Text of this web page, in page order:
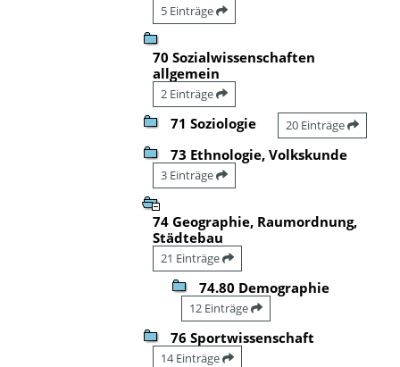
5 Einträge
70 Sozialwissenschaften
allgemein
2 Einträge
71 Soziologie 20 Einträge
73 Ethnologie, Volkskunde
3 Einträge
74 Geographie, Raumordnung,
Städtebau
21 Einträge
74.80 Demographie
12 Einträge
76 Sportwissenschaft
14 Einträge